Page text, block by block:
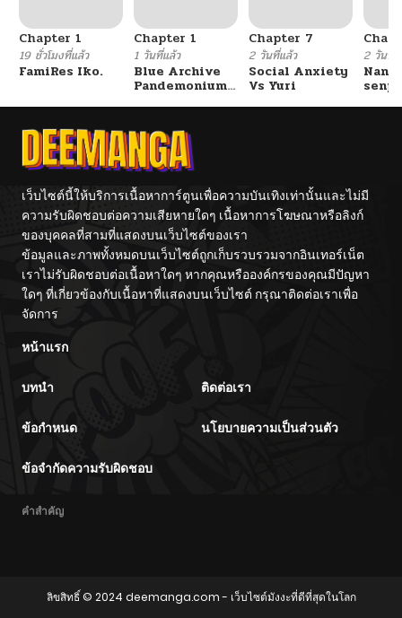
Chapter 1
19 ชั่วโมงที่แล้ว
FamiRes Iko.
Chapter 1
1 วันที่แล้ว
Blue Archive
Pandemonium
Chapter 7
2 วันที่แล้ว
Social Anxiety
Vs Yuri
2 วันที่แ
เว็บไซต์นี้ให้บริการเนื้อหาการ์ตูนเพื่อความบันเทิงเท่านั้นและไม่มี
ความรับผิดชอบต่อความเสียหายใดๆ เนื้อหาการโฆษณาหรือลิงก์
ของบุคคลที่สามที่แสดงบนเว็บไซต์ของเรา
ข้อมูลและภาพทั้งหมดบนเว็บไซต์ถูกเก็บรวบรวมจากอินเทอร์เน็ต
เราไม่รับผิดชอบต่อเนื้อหาใดๆ หากคุณหรือองค์กรของคุณมีปัญหา
ใดๆ ที่เกี่ยวข้องกับเนื้อหาที่แสดงบนเว็บไซต์ กรุณาติดต่อเราเพื่อ
จัดการ
หน้าแรก
บทนำ ติดต่อเรา
ข้อกำหนด นโยบายความเป็นส่วนตัว
ข้อจำกัดความรับผิดชอบ
คำสำคัญ
ลิขสิทธิ์ © 2024 deemanga.com- เว็บไซต์มังงะที่ดีที่สุดในโลก